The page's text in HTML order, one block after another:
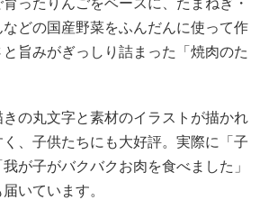
ったりんごをベースに、たまねぎ・
どの国産野菜をふんだんに使って作
旨みがぎっしり詰まった「焼肉のた
の丸文字と素材のイラストが描かれ
、子供たちにも大好評。実際に「子
が子がバクバクお肉を食べました」
いています。